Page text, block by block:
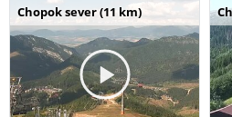
Chopok sever (11 km)